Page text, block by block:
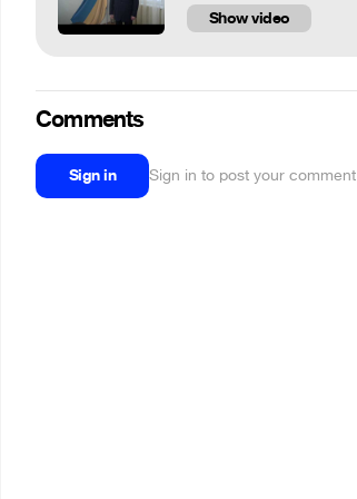
Show video
Comments
Sign in Sign in to post your comment